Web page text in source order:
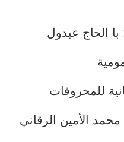
الحاج عبدول
للمحروقات
محمد الأمين الرقاني